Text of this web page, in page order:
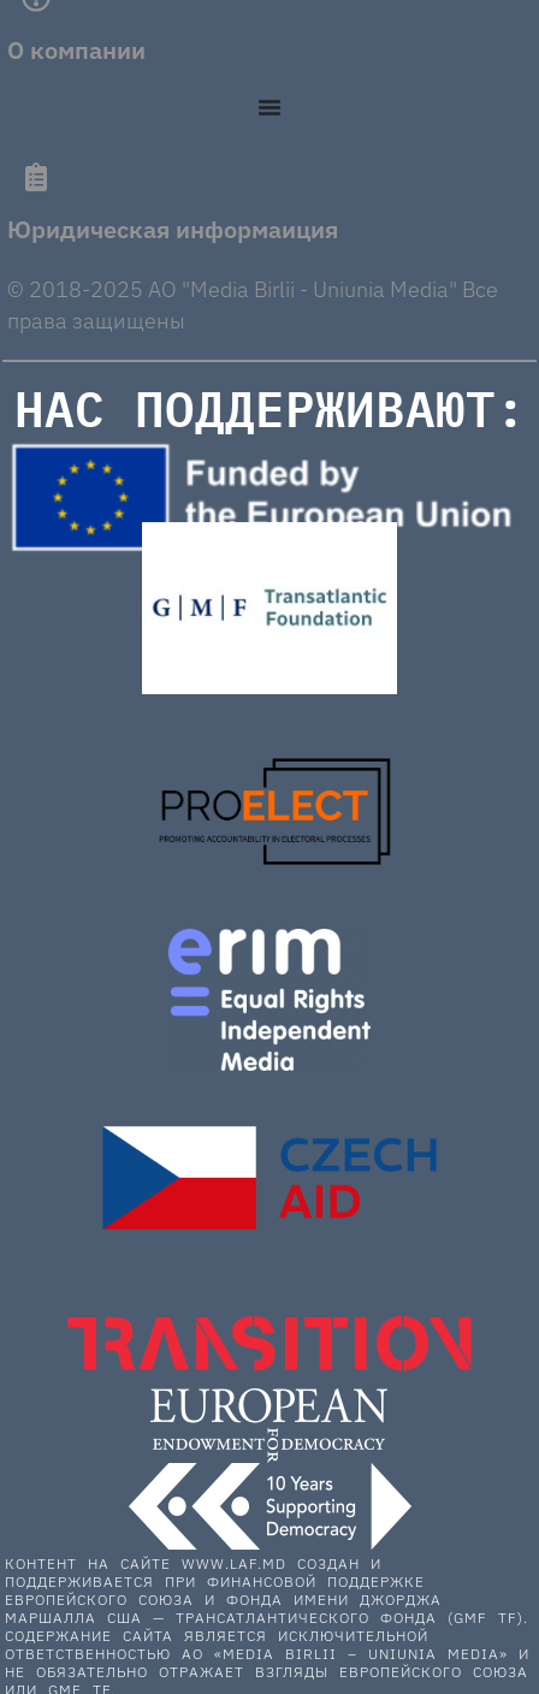
О компании
Юридическая информаиция
© 2018-2025 AO "Media Birlii - Uniunia Media" Все
права защищены
НАС ПОДДЕРЖИВАЮТ:
КОНТЕНТ НА САЙТЕ WWW.LAF.MD СОЗДАН И
ПОДДЕРЖИВАЕТСЯ ПРИ ФИНАНСОВОЙ ПОДДЕРЖКЕ
ЕВРОПЕЙСКОГО СОЮЗА И ФОНДА ИМЕНИ ДЖОРДЖА
МАРШАЛЛА США — ТРАНСАТЛАНТИЧЕСКОГО ФОНДА (GMF TF).
СОДЕРЖАНИЕ САЙТА ЯВЛЯЕТСЯ ИСКЛЮЧИТЕЛЬНОЙ
ОТВЕТСТВЕННОСТЬЮ АО «MEDIA BIRLII – UNIUNIA MEDIA» И
НЕ ОБЯЗАТЕЛЬНО ОТРАЖАЕТ ВЗГЛЯДЫ ЕВРОПЕЙСКОГО СОЮЗА
ИЛИ GMF TF.